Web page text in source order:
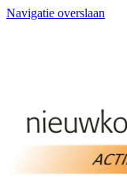
Navigatie overslaan